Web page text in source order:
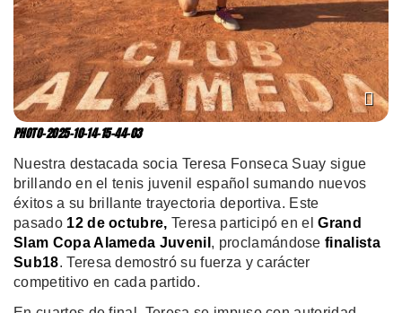
PHOTO-2025-10-14-15-44-03
Nuestra destacada socia Teresa Fonseca Suay sigue
brillando en el tenis juvenil español sumando nuevos
éxitos a su brillante trayectoria deportiva. Este
pasado 12 de octubre, Teresa participó en elGrand
Slam Copa Alameda Juvenil , proclamándosefinalista
Sub18. Teresa demostró su fuerza y carácter
competitivo en cada partido.